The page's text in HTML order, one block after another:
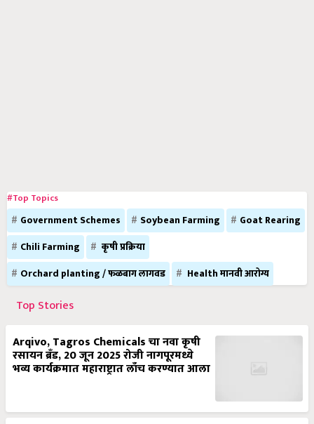
#Top Topics
Government Schemes Soybean Farming
Goat Rearing
Chili Farming
कृषी प्रक्रिया
Orchard planting / फळबाग लागवड
Health मानवी आरोग्य
Top Stories
Arqivo, Tagros Chemicals चा नवा कृषी
रसायन ब्रँड, 20 जून 2025 रोजी नागपूरमध्ये
भव्य कार्यक्रमात महाराष्ट्रात लाँच करण्यात आला